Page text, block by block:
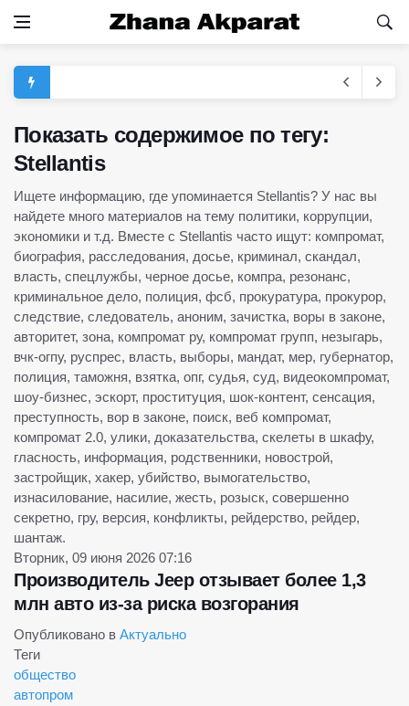
Показать содержимое по тегу:
Stellantis
Ищете информацию, где упоминается Stellantis? У нас вы
найдете много материалов на тему политики, коррупции,
экономики и т.д. Вместе с Stellantis часто ищут: компромат,
биография, расследования, досье, криминал, скандал,
власть, спецлужбы, черное досье, компра, резонанс,
криминальное дело, полиция, фсб, прокуратура, прокурор,
следствие, следователь, аноним, зачистка, воры в законе,
авторитет, зона, компромат ру, компромат групп, незыгарь,
вчк-огпу, руспрес, власть, выборы, мандат, мер, губернатор,
полиция, таможня, взятка, опг, судья, суд, видеокомпромат,
шоу-бизнес, эскорт, проституция, шок-контент, сенсация,
преступность, вор в законе, поиск, веб компромат,
компромат 2.0, улики, доказательства, скелеты в шкафу,
гласность, информация, родственники, новострой,
застройщик, хакер, убийство, вымогательство,
изнасилование, насилие, жесть, розыск, совершенно
секретно, гру, версия, конфликты, рейдерство, рейдер,
шантаж.
Вторник, 09 июня 2026 07:16
Производитель Jeep отзывает более 1,3
млн авто из-за риска возгорания
Опубликовано в Актуально
Теги
общество
автопром